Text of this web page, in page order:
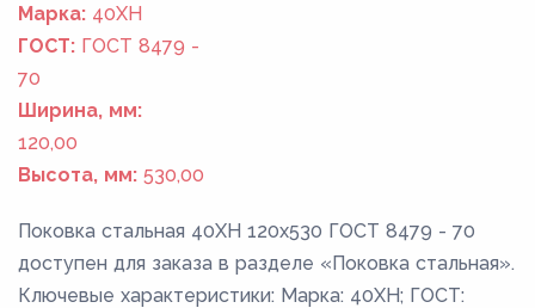
Марка: 40ХН
ГОСТ: ГОСТ 8479 -
70
Ширина, мм:
120,00
Высота, мм: 530,00
Поковка стальная 40ХН 120x530 ГОСТ 8479 - 70
доступен для заказа в разделе «Поковка стальная».
Ключевые характеристики: Марка: 40ХН; ГОСТ: